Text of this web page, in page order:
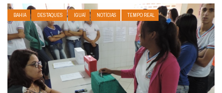
BAHIA DESTAQUES IGUAÍ NOTÍCIAS TEMPO REAL